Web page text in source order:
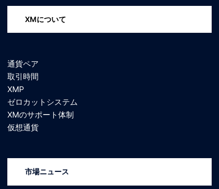
XMについて
通貨ペア
取引時間
XMP
ゼロカットシステム
XMのサポート体制
仮想通貨
市場ニュース